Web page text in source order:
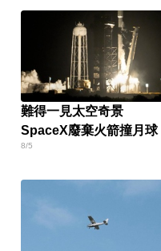
難得一見太空奇景
SpaceX廢棄火箭撞月球
8/5